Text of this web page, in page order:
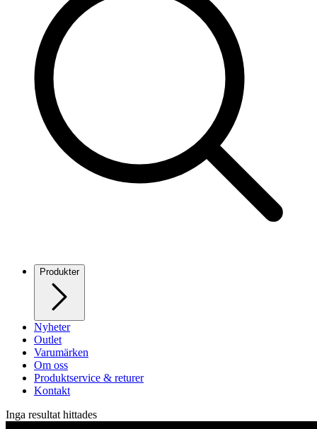
Produkter
Nyheter
Outlet
Varumärken
Om oss
Produktservice & returer
Kontakt
Inga resultat hittades